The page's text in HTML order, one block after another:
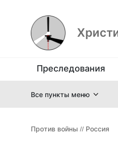
Преследования
Все пункты меню
Против войны // Россия